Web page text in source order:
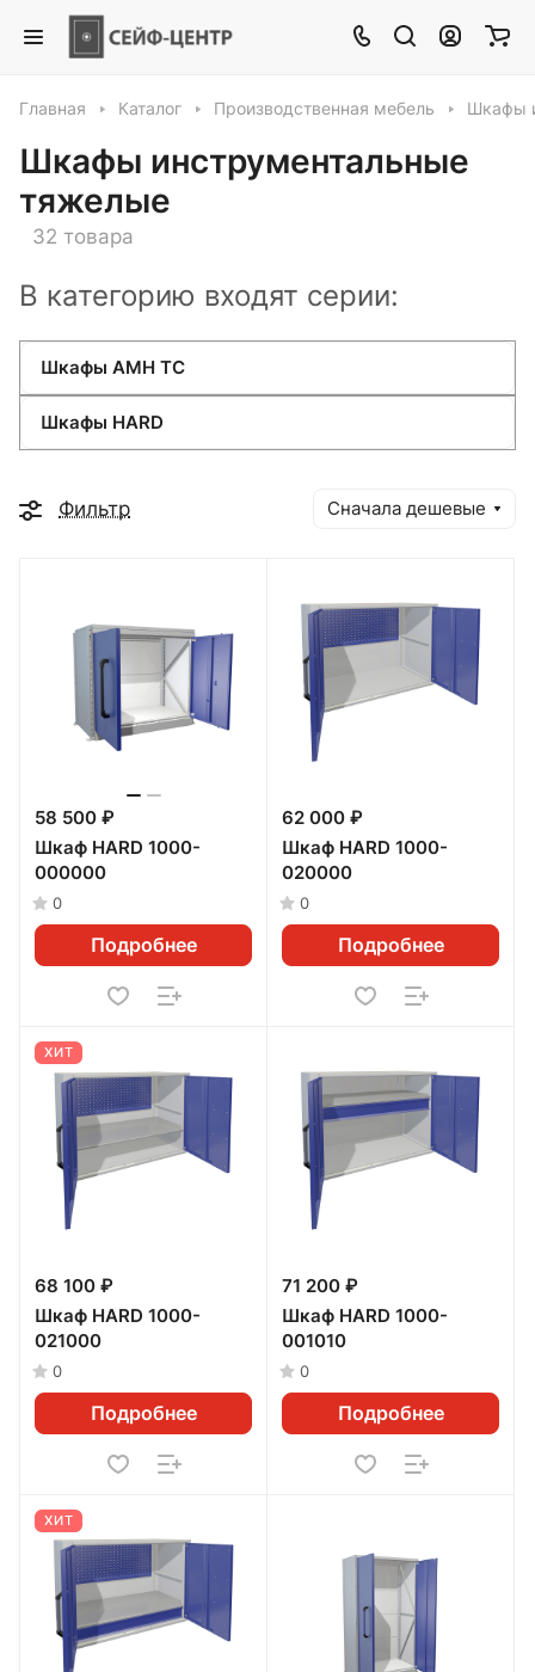
Главная Каталог Производственная мебель Шкафы
Шкафы инструментальные
тяжелые
32 товара
В категорию входят серии:
Шкафы AMH TC
Шкафы HARD
Фильтр Сначала дешевые
58 500 ₽
Шкаф HARD 1000-
000000
0
Подробнее
62 000 ₽
Шкаф HARD 1000-
020000
0
Подробнее
ХИТ
68 100 ₽
Шкаф HARD 1000-
021000
0
Подробнее
71 200 ₽
Шкаф HARD 1000-
001010
0
Подробнее
ХИТ